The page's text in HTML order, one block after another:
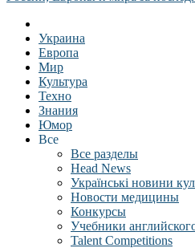
Украина
Европа
Мир
Культура
Техно
Знания
Юмор
Все
Все разделы
Head News
Українські новини
Новости медицины
Конкурсы
Учебники
Talent Competitions